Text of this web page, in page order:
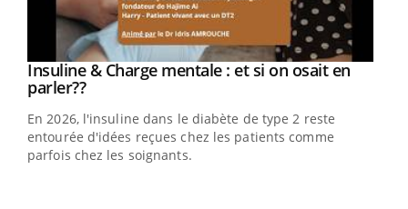
Youtube
Insuline & Charge mentale : et si on osait en
parler??Youtube
En 2026, l'insuline dans le diabète de type 2 reste
entourée d'idées reçues chez les patients comme
parfois chez les soignants.